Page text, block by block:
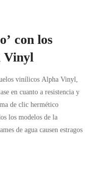
con los
Vinyl
vinílicos Alpha Vinyl,
en cuanto a resistencia y
de clic hermético
los modelos de la
de agua causen estragos